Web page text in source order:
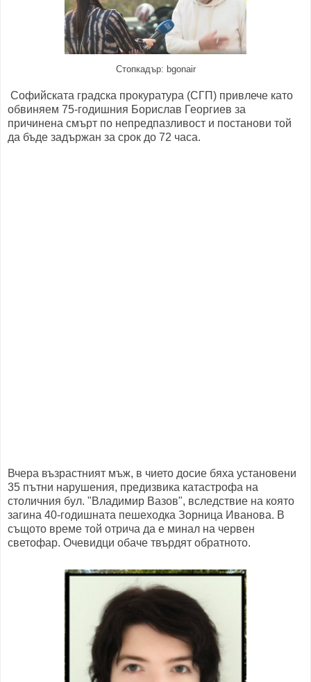
Стопкадър: bgonair
Софийската градска прокуратура (СГП) привлече като
обвиняем 75-годишния Борислав Георгиев за
причинена смърт по непредпазливост и постанови той
да бъде задържан за срок до 72 часа.
Вчера възрастният мъж, в чието досие бяха установени
35 пътни нарушения, предизвика катастрофа на
столичния бул. "Владимир Вазов", вследствие на която
загина 40-годишната пешеходка Зорница Иванова. В
същото време той отрича да е минал на червен
светофар. Очевидци обаче твърдят обратното.